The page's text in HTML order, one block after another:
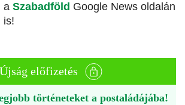
a Szabadföld Google News oldalán
is!
Újság előfizetés
történeteket a postaládájába!